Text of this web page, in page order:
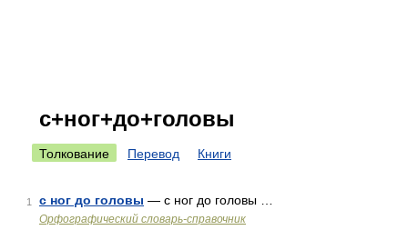
с+ног+до+головы
Толкование Перевод Книги
1 с ног до головы — с ног до головы …
Орфографический словарь-справочник